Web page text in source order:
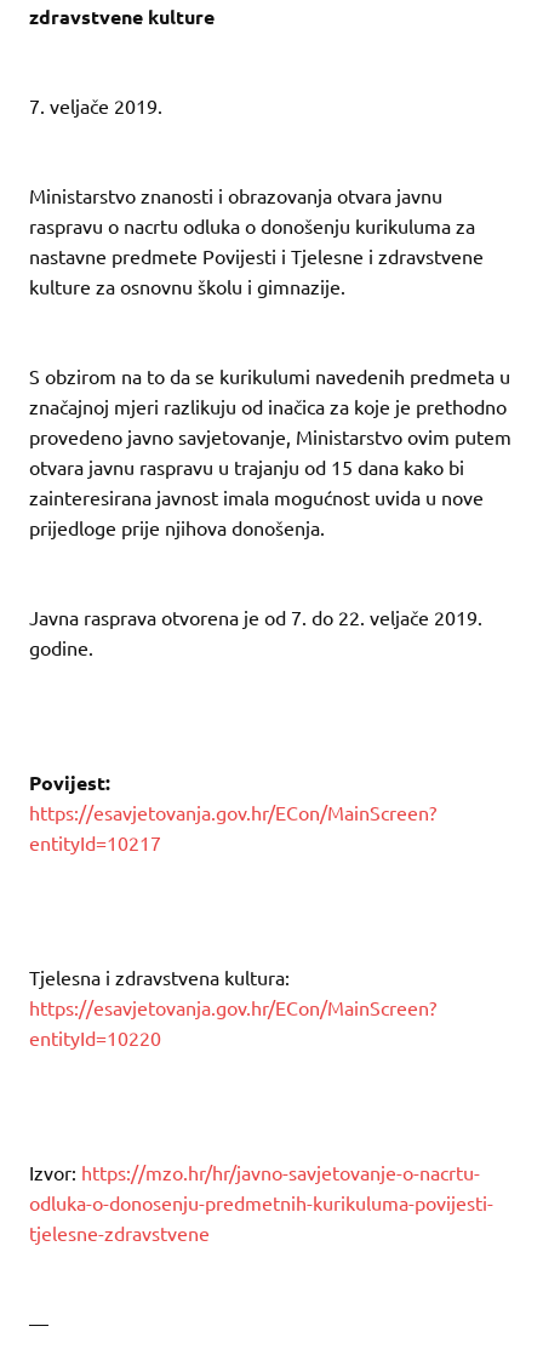
zdravstvene kulture
7. veljače 2019.
Ministarstvo znanosti i obrazovanja otvara javnu
raspravu o nacrtu odluka o donošenju kurikuluma za
nastavne predmete Povijesti i Tjelesne i zdravstvene
kulture za osnovnu školu i gimnazije.
S obzirom na to da se kurikulumi navedenih predmeta u
značajnoj mjeri razlikuju od inačica za koje je prethodno
provedeno javno savjetovanje, Ministarstvo ovim putem
otvara javnu raspravu u trajanju od 15 dana kako bi
zainteresirana javnost imala mogućnost uvida u nove
prijedloge prije njihova donošenja.
Javna rasprava otvorena je od 7. do 22. veljače 2019.
godine.
Povijest:
https://esavjetovanja.gov.hr/ECon/MainScreen?
entityId=10217
Tjelesna i zdravstvena kultura:
https://esavjetovanja.gov.hr/ECon/MainScreen?
entityId=10220
Izvor: https://mzo.hr/hr/javno-savjetovanje-o-nacrtu-
odluka-o-donosenju-predmetnih-kurikuluma-povijesti-
tjelesne-zdravstvene
—